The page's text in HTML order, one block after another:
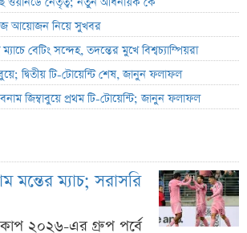
আয়োজন নিয়ে সুখবর
বেটিং সন্দেহ, তদন্তের মুখে বিশ্বচ্যাম্পিয়রা
দ্বিতীয় টি-টোয়েন্টি শেষ, জানুন ফলাফল
জিম্বাবুয়ে প্রথম টি-টোয়েন্টি; জানুন ফলাফল
মন্তের ম্যাচ; সরাসরি
কাপ ২০২৬-এর গ্রুপ পর্বে